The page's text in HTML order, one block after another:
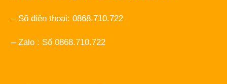
– Số điện thoại: 0868.710.722
– Zalo : Số 0868.710.722